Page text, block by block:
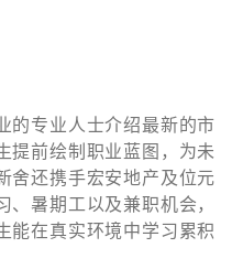
的专业人士介绍最新的市
提前绘制职业蓝图，为未
舍还携手宏安地产及位元
暑期工以及兼职机会，
能在真实环境中学习累积